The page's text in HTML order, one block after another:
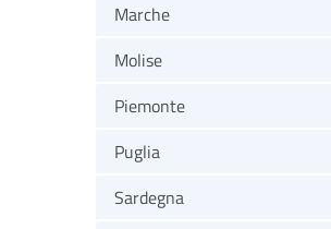
Marche
Molise
Piemonte
Puglia
Sardegna